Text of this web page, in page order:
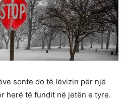
sonte do të lëvizin për një
herë të fundit në jetën e tyre.